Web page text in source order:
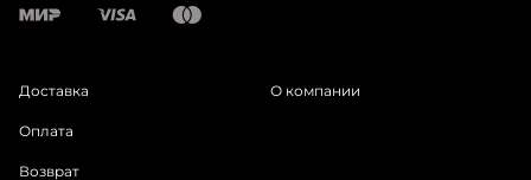
Доставка
Оплата
Возврат
О компании